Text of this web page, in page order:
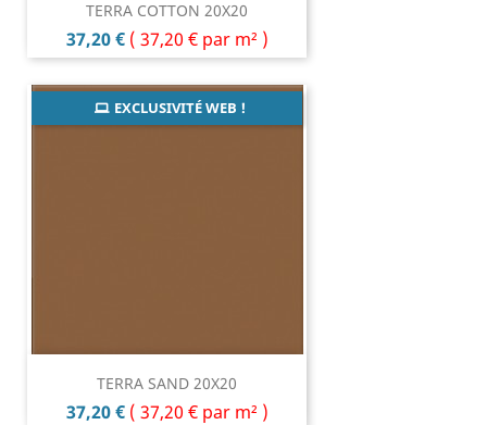
TERRA COTTON 20X20
Prix
37,20 € ( 37,20 € par m² )
TERRA SAND 20X20
Prix
37,20 € ( 37,20 € par m² )
EXCLUSIVITÉ WEB !